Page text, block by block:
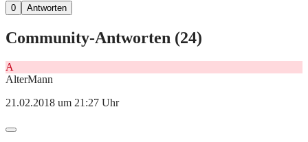
0 Antworten
Community-Antworten (24)
A
AlterMann
21.02.2018 um 21:27 Uhr